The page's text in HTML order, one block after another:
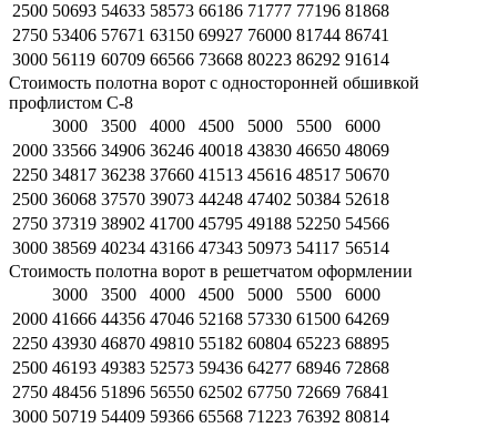
2500 50693 54633 58573 66186 71777 77196 81868
2750 53406 57671 63150 69927 76000 81744 86741
3000 56119 60709 66566 73668 80223 86292 91614
Стоимость полотна ворот с односторонней обшивкой
профлистом С-8
3000
3500 4000 4500 5000 5500
6000
2000 33566 34906 36246 40018 43830 46650 48069
2250 34817 36238 37660 41513 45616 48517 50670
2500 36068 37570 39073 44248 47402 50384 52618
2750 37319 38902 41700 45795 49188 52250 54566
3000 38569 40234 43166 47343 50973 54117 56514
Стоимость полотна ворот в решетчатом оформлении
3000
3500 4000 4500 5000 5500
6000
2000 41666 44356 47046 52168 57330 61500 64269
2250 43930 46870 49810 55182 60804 65223 68895
2500 46193 49383 52573 59436 64277 68946 72868
2750 48456 51896 56550 62502 67750 72669 76841
3000 50719 54409 59366 65568 71223 76392 80814